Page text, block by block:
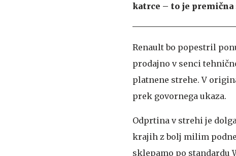
katrce – to je premična
Renault bo popestril
prodajno v senci
platnene strehe. V
prek govornega ukaza.
Odprtina v strehi je
krajih z bolj milim
sklepamo po standardu